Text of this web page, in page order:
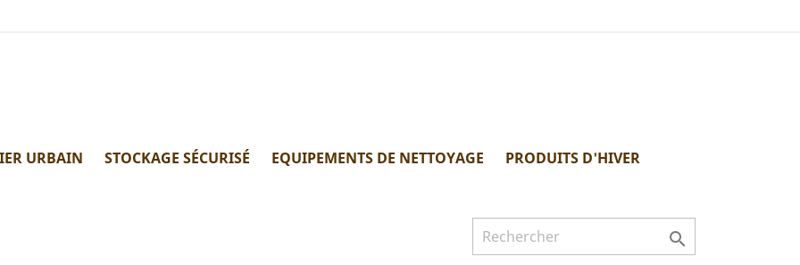
URBAIN STOCKAGE SÉCURISÉ EQUIPEMENTS DE NETTOYAGE PRODUITS D'HIVER
